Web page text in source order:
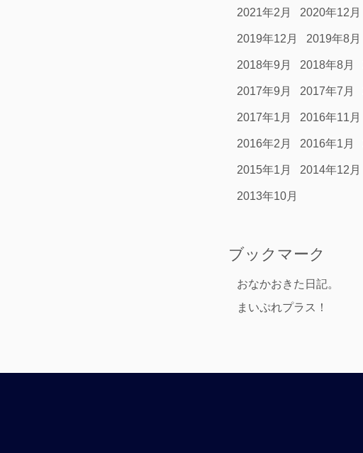
2021年2月 2020年12月
2019年12月 2019年8月
2018年9月 2018年8月
2017年9月 2017年7月
2017年1月 2016年11月
2016年2月 2016年1月
2015年1月 2014年12月
2013年10月
ブックマーク
おなかおきた日記。
まいぷれプラス！